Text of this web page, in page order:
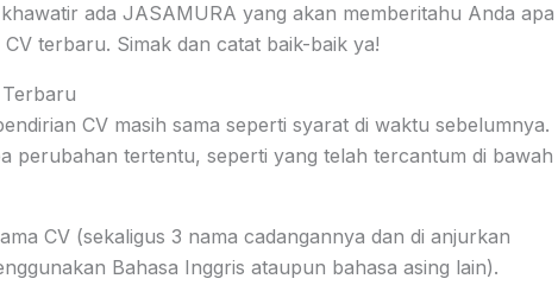
ada JASAMURA yang akan memberitahu Anda apa
terbaru. Simak dan catat baik-baik ya!
CV masih sama seperti syarat di waktu sebelumnya.
perubahan tertentu, seperti yang telah tercantum di bawah
CV (sekaligus 3 nama cadangannya dan di anjurkan
Bahasa Inggris ataupun bahasa asing lain).